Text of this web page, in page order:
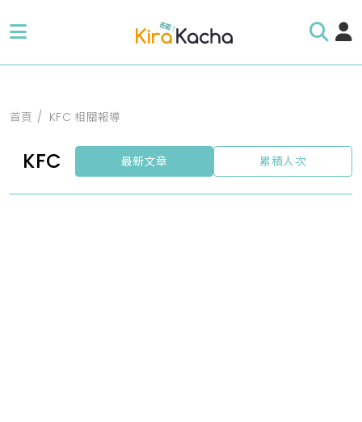
首頁 KFC 相關報導
KFC 最新文章 累積人次